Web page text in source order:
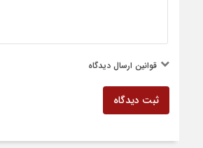
قوانین ارسال دیدگاه
ثبت دیدگاه